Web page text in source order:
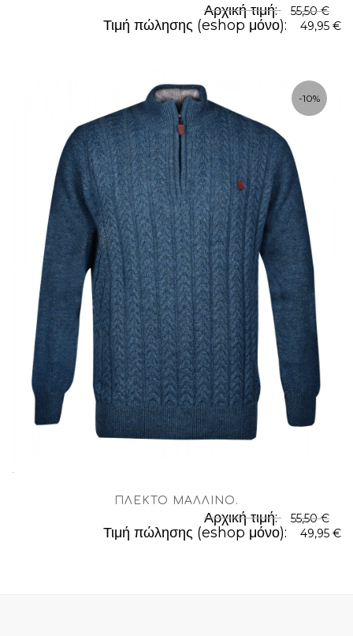
Αρχική τιμή: 55,50 €
Τιμή πώλησης (eshop μόνο): 49,95 €
-10%
ΠΛΕΚΤΌ ΜΆΛΛΙΝΟ .
Αρχική τιμή: 55,50 €
Τιμή πώλησης (eshop μόνο): 49,95 €